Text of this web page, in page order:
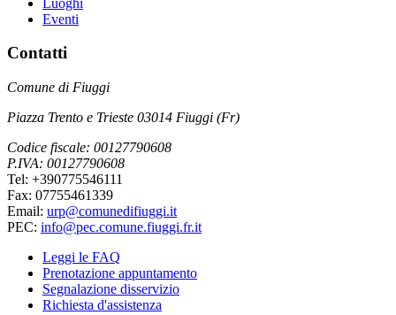
Eventi
Contatti
Comune di Fiuggi
Piazza Trento e Trieste 03014 Fiuggi (Fr)
Codice fiscale: 00127790608
P.IVA: 00127790608
Tel: +390775546111
Fax: 07755461339
Email: urp@comunedifiuggi.it
PEC: info@pec.comune.fiuggi.fr.it
Leggi le FAQ
Prenotazione appuntamento
Segnalazione disservizio
Richiesta d'assistenza